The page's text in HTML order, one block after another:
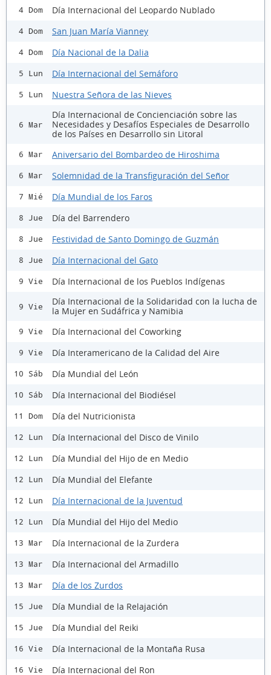
4 Dom Día Internacional del Leopardo Nublado
4 Dom San Juan María Vianney
4 Dom Día Nacional de la Dalia
5 Lun Día Internacional del Semáforo
5 Lun Nuestra Señora de las Nieves
6 Mar
Día Internacional de Concienciación sobre las
Necesidades y Desafíos Especiales de Desarrollo
de los Países en Desarrollo sin Litoral
6 Mar Aniversario del Bombardeo de Hiroshima
6 Mar Solemnidad de la Transfiguración del Señor
7 Mié Día Mundial de los Faros
8 Jue Día del Barrendero
8 Jue Festividad de Santo Domingo de Guzmán
8 Jue Día Internacional del Gato
9 Vie Día Internacional de los Pueblos Indígenas
9 Vie
Día Internacional de la Solidaridad con la lucha de
la Mujer en Sudáfrica y Namibia
9 Vie Día Internacional del Coworking
9 Vie Día Interamericano de la Calidad del Aire
10 Sáb Día Mundial del León
10 Sáb Día Internacional del Biodiésel
11 Dom Día del Nutricionista
12 Lun Día Internacional del Disco de Vinilo
12 Lun Día Mundial del Hijo de en Medio
12 Lun Día Mundial del Elefante
12 Lun Día Internacional de la Juventud
12 Lun Día Mundial del Hijo del Medio
13 Mar Día Internacional de la Zurdera
13 Mar Día Internacional del Armadillo
13 Mar Día de los Zurdos
15 Jue Día Mundial de la Relajación
15 Jue Día Mundial del Reiki
16 Vie Día Internacional de la Montaña Rusa
16 Vie Día Internacional del Ron